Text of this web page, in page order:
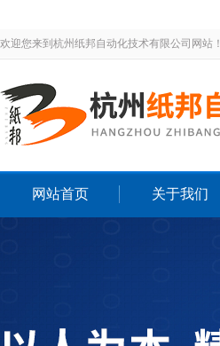
欢迎您来到杭州纸邦自动化技术有限公司网站！
网站首页 关于我们